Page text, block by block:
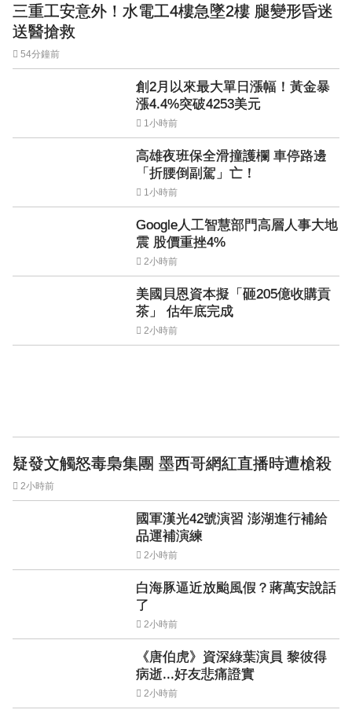
三重工安意外！水電工4樓急墜2樓 腿變形昏迷
送醫搶救
54分鐘前
創2月以來最大單日漲幅！黃金暴
漲4.4%突破4253美元
1小時前
高雄夜班保全滑撞護欄 車停路邊
「折腰倒副駕」亡！
1小時前
Google人工智慧部門高層人事大地
震 股價重挫4%
2小時前
美國貝恩資本擬「砸205億收購貢
茶」 估年底完成
2小時前
疑發文觸怒毒梟集團 墨西哥網紅直播時遭槍殺
2小時前
國軍漢光42號演習 澎湖進行補給
品運補演練
2小時前
白海豚逼近放颱風假？蔣萬安說話
了
2小時前
《唐伯虎》資深綠葉演員 黎彼得
病逝...好友悲痛證實
2小時前